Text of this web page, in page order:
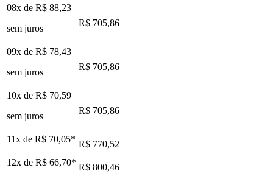
08x de R$ 88,23
sem juros
R$ 705,86
09x de R$ 78,43
sem juros
R$ 705,86
10x de R$ 70,59
sem juros
R$ 705,86
11x de R$ 70,05* R$ 770,52
12x de R$ 66,70* R$ 800,46